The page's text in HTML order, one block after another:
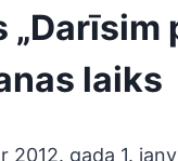
„Darīsim
laiks
2012. gada 1.